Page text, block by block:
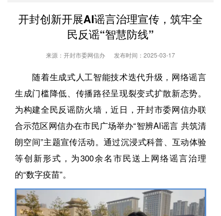
开封创新开展AI谣言治理宣传，筑牢全
民反谣“智慧防线”
来源：开封市委网信办 发布时间： 2025-03-17
随着生成式人工智能技术迭代升级，网络谣言
生成门槛降低、传播路径呈现裂变式扩散新态势。
为构建全民反谣防火墙，近日，开封市委网信办联
合示范区网信办在市民广场举办“智辨AI谣言 共筑清
朗空间”主题宣传活动。通过沉浸式科普、互动体验
等创新形式，为300余名市民送上网络谣言治理
的“数字疫苗”。